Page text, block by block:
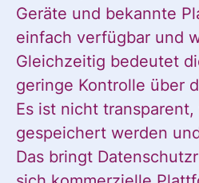
Geräte und bekannte
einfach verfügbar und
Gleichzeitig bedeutet
geringe Kontrolle über
Es ist nicht transparent,
gespeichert werden
Das bringt